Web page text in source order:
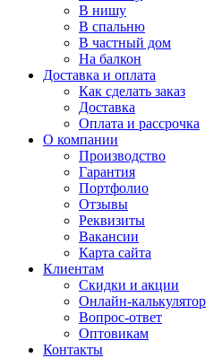
В нишу
В спальню
В частный дом
На балкон
Доставка и оплата
Как сделать заказ
Доставка
Оплата и рассрочка
О компании
Производство
Гарантия
Портфолио
Отзывы
Реквизиты
Вакансии
Карта сайта
Клиентам
Скидки и акции
Онлайн-калькулятор
Вопрос-ответ
Оптовикам
Контакты